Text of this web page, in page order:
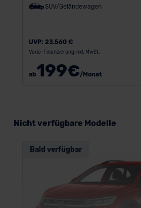
SUV/Geländewagen
UVP: 23.560 €
Vario-Finanzierung inkl. MwSt.
ab199€/Monat
Nicht verfügbare Modelle
Bald verfügbar